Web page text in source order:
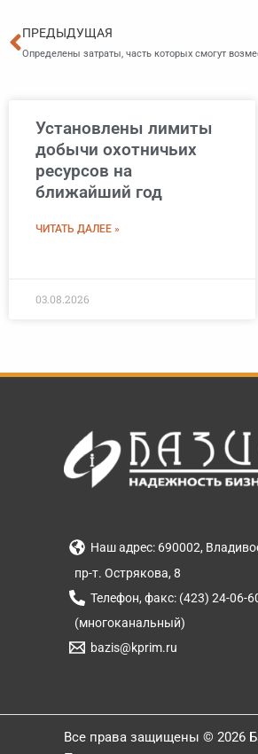
Пред
ПРЕДЫДУЩАЯ
Установлены лимиты
добычи охотничьих
ресурсов на
ближайший год
ЧИТАТЬ ДАЛЕЕ »
03.08.2026
Наш адрес: 690002,
пр-т. Острякова, 8
Телефон, факс: (423) 24-06-
(многоканальный)
bazis@kprim.ru
Все права защищены © 2026